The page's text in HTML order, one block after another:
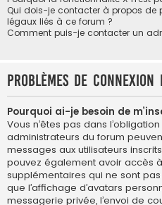
Qui dois-je contacter à propos de
légaux liés à ce forum ?
Comment puis-je contacter un
Problèmes de connexion
Pourquoi ai-je besoin de
Vous n’êtes pas dans
administrateurs du forum
messages aux utilisateurs
pouvez également avoir accès
supplémentaires qui ne sont
que l’affichage d’avatars
messagerie privée, l’envoi de